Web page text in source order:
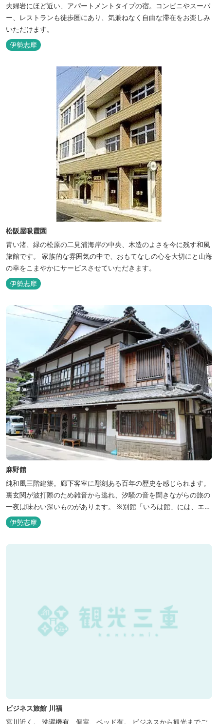
夫婦岩にほど近い、アパートメントタイプの宿。コンビニやスーパ
ー、レストランも徒歩圏にあり、気兼ねなく自由な滞在をお楽しみ
いただけます。
伊勢志摩
松阪屋吸霞園
青い渚、緑の松原の二見浦海岸の中央、木造のよさを今に残す和風
旅館です。 家族的な雰囲気の中で、おもてなしの心を大切にと山海
の幸をこまやかにサービスさせていただきます。
伊勢志摩
麻野館
純和風三階建築。廊下客室に彫刻ある百年の歴史を感じられます。
裏玄関が波打際のため雑音から逃れ、汐騒の音を聞きながらの旅の
一夜は味わい深いものがあります。 ※別館「いろは館」には、エイ
リアンやプレデターのリアルな模型があり、初めて見た方はビック
リしますよ。
伊勢志摩
ビジネス旅館 川福
宮川近く。 洗濯機有、個室、ベッド有。 ビジネスから観光までご